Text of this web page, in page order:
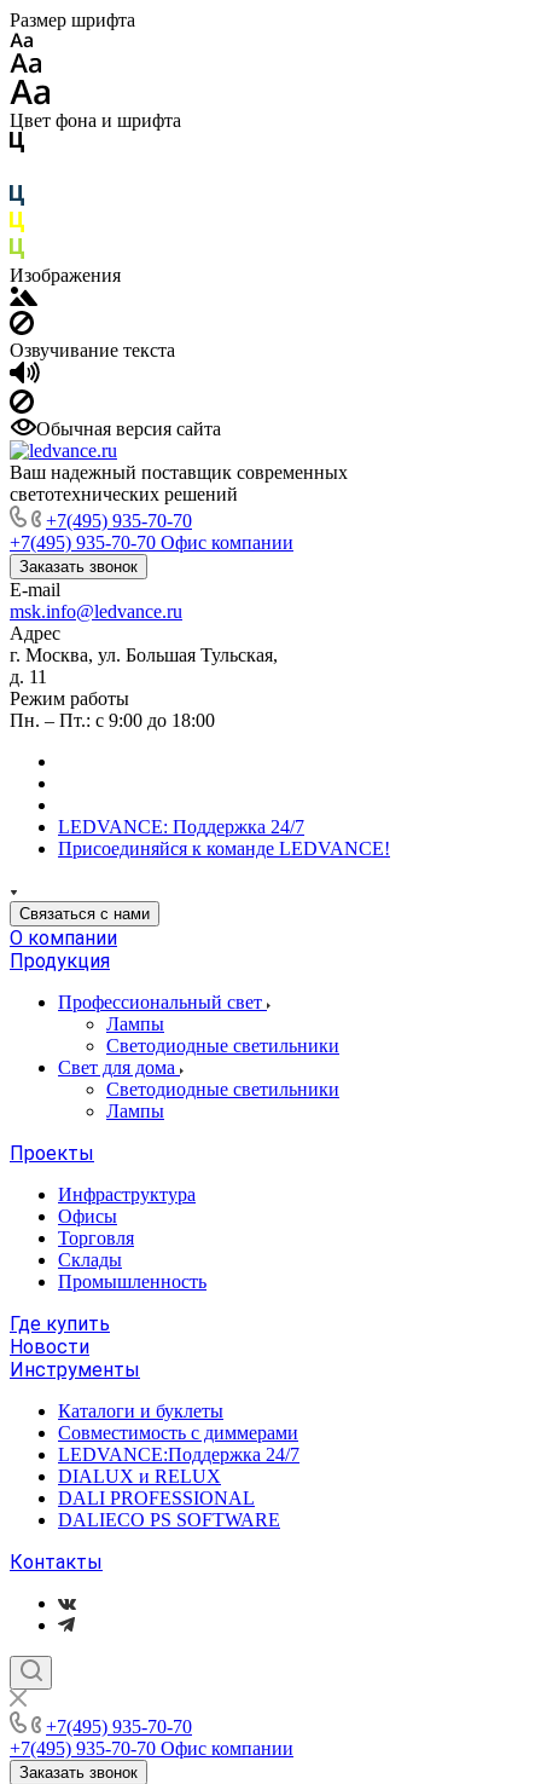
Размер шрифта
Цвет фона и шрифта
Изображения
Озвучивание текста
Обычная версия сайта
Ваш надежный поставщик современных
светотехнических решений
+7(495) 935-70-70
+7(495) 935-70-70 Офис компании
Заказать звонок
E-mail
msk.info@ledvance.ru
Адрес
г. Москва, ул. Большая Тульская,
д. 11
Режим работы
Пн. – Пт.: с 9:00 до 18:00
LEDVANCE: Поддержка 24/7
Присоединяйся к команде LEDVANCE!
Связаться с нами
О компании
Продукция
Профессиональный свет
Лампы
Светодиодные светильники
Свет для дома
Светодиодные светильники
Лампы
Проекты
Инфраструктура
Офисы
Торговля
Склады
Промышленность
Где купить
Новости
Инструменты
Каталоги и буклеты
Совместимость с диммерами
LEDVANCE:Поддержка 24/7
DIALUX и RELUX
DALI PROFESSIONAL
DALIECO PS SOFTWARE
Контакты
+7(495) 935-70-70
+7(495) 935-70-70 Офис компании
Заказать звонок